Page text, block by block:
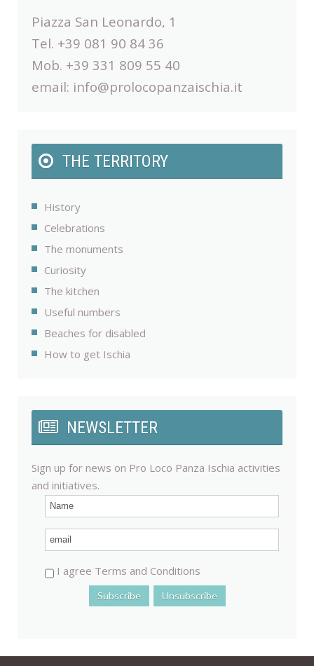
Piazza San Leonardo, 1
Tel. +39 081 90 84 36
Mob. +39 331 809 55 40
email: info@prolocopanzaischia.it
THE TERRITORY
History
Celebrations
The monuments
Curiosity
The kitchen
Useful numbers
Beaches for disabled
How to get Ischia
NEWSLETTER
Sign up for news on Pro Loco Panza Ischia activities
and initiatives.
I agree Terms and Conditions